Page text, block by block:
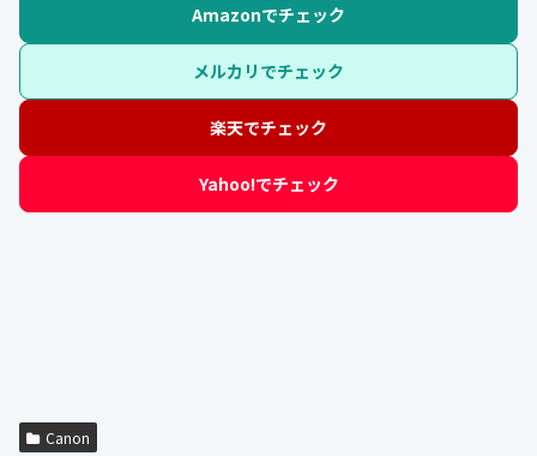
Amazonでチェック
メルカリでチェック
楽天でチェック
Yahoo!でチェック
Canon